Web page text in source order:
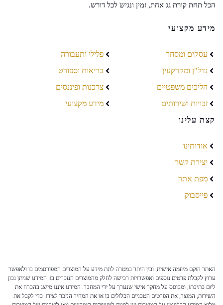
הכל תחת קורת גג אחת, זמין ונגיש לכל דורש.
מידע מקצועי
עסקים ומסחר
נדל"ן ומקרקעין
הליכים משפטיים
זכויות ושירותים
פלילי ותעבורה
בריאות וספורט
צרכנות ופיננסים
מידע מקצועי
קצת עלינו
אודותינו
יצירת קשר
מפת אתר
פייסבוק
האתר הוקם מיוזמה אישית, ובין היתר במטרה לתת מידע על המוצרים המפורסמים בו ולאפשר
ערוץ לקבלת פרטים נוספים ואפשרויות רכישה לחלק מהמוצרים הנזכרים בו. המידע שניתן נכון
ליום כתיבתו, ומבוסס על מחקר אישי שנערך על ידי המחבר. המידע איננו מייצג בהכרח את
השירות, המוצר, את הפרטים הטכניים הכלולים בו או את המחיר הנזכר לצידו. כדי לקבל את